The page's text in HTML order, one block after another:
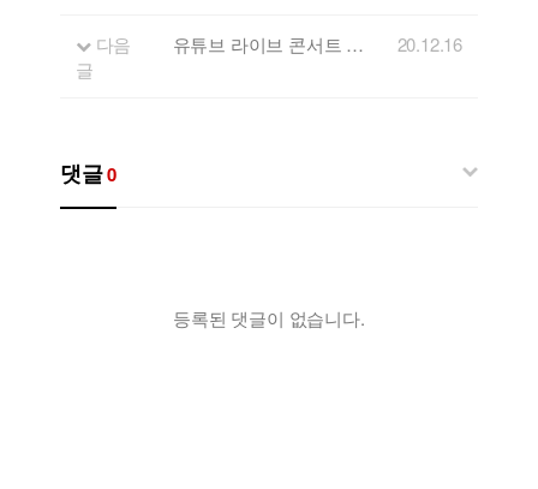
다음
글
유튜브 라이브 콘서트 'FLL' 스물세번째 게스트 - 밴드 일곱시반 20.12.16
댓글0
등록된 댓글이 없습니다.